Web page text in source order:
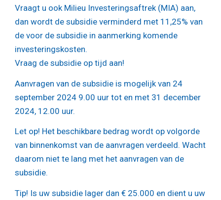
Vraagt u ook Milieu Investeringsaftrek (MIA) aan,
dan wordt de subsidie verminderd met 11,25% van
de voor de subsidie in aanmerking komende
investeringskosten.
Vraag de subsidie op tijd aan!
Aanvragen van de subsidie is mogelijk van 24
september 2024 9.00 uur tot en met 31 december
2024, 12.00 uur.
Let op! Het beschikbare bedrag wordt op volgorde
van binnenkomst van de aanvragen verdeeld. Wacht
daarom niet te lang met het aanvragen van de
subsidie.
Tip! Is uw subsidie lager dan € 25.000 en dient u uw